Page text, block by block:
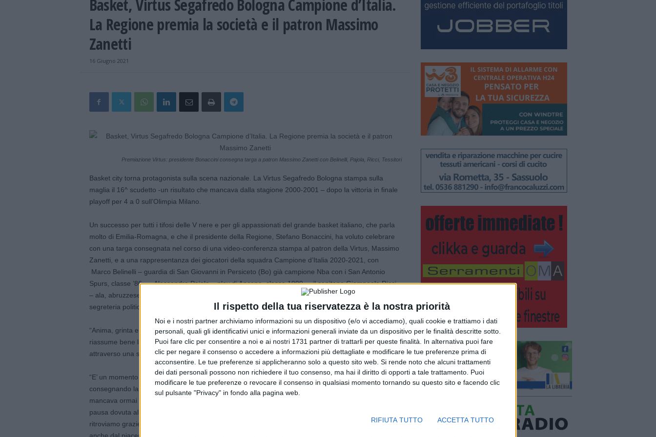
Il rispetto della tua riservatezza è la nostra priorità
Noi e i nostri partner archiviamo informazioni su un dispositivo (e/o vi accediamo), quali cookie e trattiamo i dati
personali, quali gli identificativi unici e informazioni generali inviate da un dispositivo per le finalità descritte sotto.
Puoi fare clic per consentire a noi e ai nostri 1731 partner di trattarli per queste finalità. In alternativa puoi fare
clic per negare il consenso o accedere a informazioni più dettagliate e modificare le tue preferenze prima di
acconsentire. Le tue preferenze si applicheranno solo a questo sito web. Si rende noto che alcuni trattamenti
dei dati personali possono non richiedere il tuo consenso, ma hai il diritto di opporti a tale trattamento. Puoi
modificare le tue preferenze o revocare il consenso in qualsiasi momento tornando su questo sito e facendo clic
sul pulsante "Privacy" in fondo alla pagina web.
RIFIUTA TUTTO ACCETTA TUTTO
Basket, Virtus Segafredo Bologna Campione d’Italia.
La Regione premia la società e il patron Massimo
Zanetti
16 Giugno 2021
Premiazione Virtus: presidente Bonaccini consegna targa a patron Massimo Zanetti con Belinelli, Pajola, Ricci, Tessitori
Basket city torna protagonista sulla scena nazionale. La Virtus Segafredo Bologna stampa sulla
maglia il 16^ scudetto -un risultato che mancava dalla stagione 2000-2001 – dopo la vittoria in finale
playoff per 4 a 0 sull’Olimpia Milano.
Un successo per tutti i tifosi delle V nere e per gli appassionati del grande basket italiano, che parla
molto di Emilia-Romagna, e che il presidente della Regione, Stefano Bonaccini, ha voluto celebrare
con una targa consegnata nel corso di una video-conferenza stampa al patron della Virtus, Massimo
Zanetti, e a una rappresentanza dei giocatori della squadra Campione d’Italia 2020-2021, con
Marco Belinelli – guardia di San Giovanni in Persiceto (Bo) già campione Nba con i San Antonio
Spurs, classe ’86 –, Alessandro Pajola – play di Ancona, classe 1999 –, il capitano Giampaolo Ricci
– ala, abruzzese classe 1991 – e Amedeo Tessitori – centro, pisano, classe 1994. Presente il capo
segreteria politica della Presidenza, Giammaria Manghi.
“Anima, grinta e cuore per uno scudetto che onora l’Emilia-Romagna” si legge nella targa che
riassume bene la corsa della Virtus verso la conquista dello scudetto, dopo vent’anni di digiuno,
attraverso una stagione regolare non semplice e fino alle ultime impeccabili partite decisive.
“E’ un momento di grande festa per lo sport di tutta l’Emilia-Romagna- ha detto Bonaccini,
consegnando la targa al patron Zanetti- perché riporta finalmente qui il basket dei campioni, che
mancava ormai da troppo tempo. Ma è importante anche perché interpreta bene, dopo la lunga
pausa dovuta all’emergenza sanitaria, la ripartenza della nostra quotidianità. Una quotidianità che
ritroviamo grazie anche alla campagna vaccinale che procede sempre più spedita, e che è fatta